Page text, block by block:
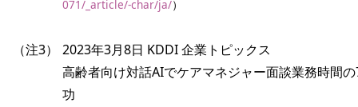
071/_article/-char/ja/）
（注3）
2023年3月8日 KDDI 企業トピックス
高齢者向け対話AIでケアマネジャー面談業務時間
功